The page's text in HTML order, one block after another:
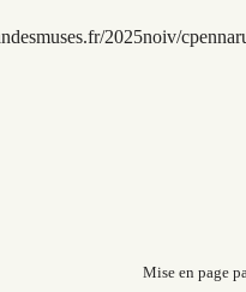
2025noiv/
Mise en page